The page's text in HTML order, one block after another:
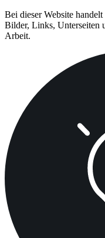
Zum
Inhalt
springen
Bei dieser Website
Bilder, Links, Unterseiten
Arbeit.